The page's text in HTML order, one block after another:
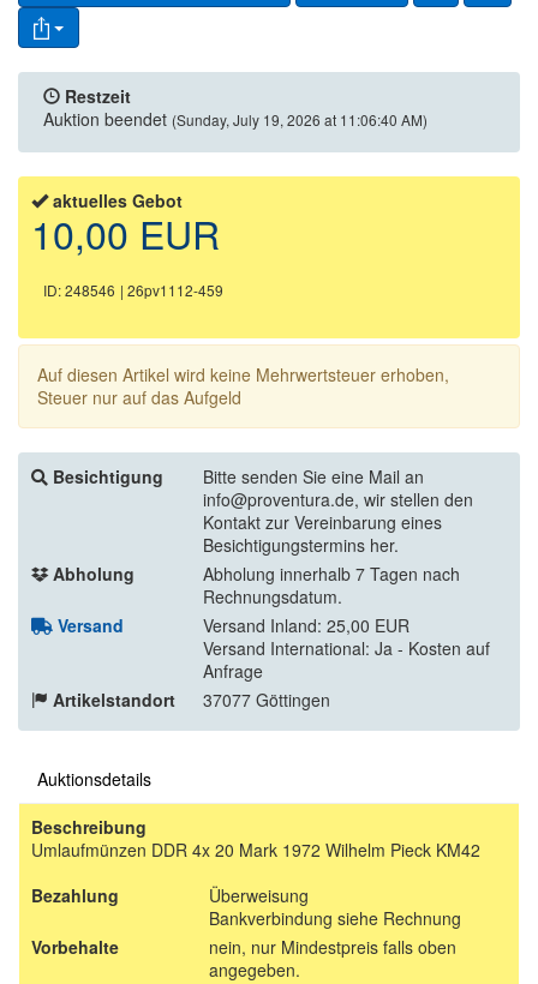
Restzeit
Auktion beendet (Sunday, July 19, 2026 at 11:06:40 AM)
aktuelles Gebot
10,00 EUR
ID: 248546 | 26pv1112-459
Auf diesen Artikel wird keine Mehrwertsteuer erhoben,
Steuer nur auf das Aufgeld
Besichtigung
Bitte senden Sie eine Mail an
info@proventura.de, wir stellen den
Kontakt zur Vereinbarung eines
Besichtigungstermins her.
Abholung
Abholung innerhalb 7 Tagen nach
Rechnungsdatum.
Versand
Versand Inland: 25,00 EUR
Versand International: Ja - Kosten auf
Anfrage
Artikelstandort
37077 Göttingen
Auktionsdetails
Beschreibung
Umlaufmünzen DDR 4x 20 Mark 1972 Wilhelm Pieck KM42
Bezahlung
Überweisung
Bankverbindung siehe Rechnung
Vorbehalte
nein, nur Mindestpreis falls oben
angegeben.